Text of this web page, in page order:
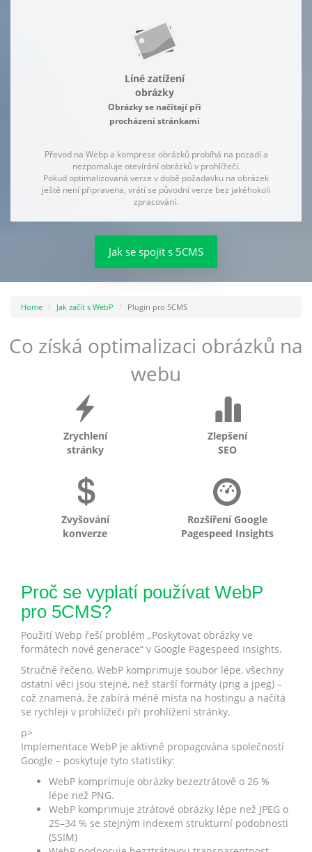
Líné zatížení
obrázky
Obrázky se načítají při
procházení stránkami
Převod na Webp a komprese obrázků probíhá na pozadí a
nezpomaluje otevírání obrázků v prohlížeči.
Pokud optimalizovaná verze v době požadavku na obrázek
ještě není připravena, vrátí se původní verze bez jakéhokoli
zpracování.
Jak se spojit s 5CMS
Home Jak začít s WebP Plugin pro 5CMS
Co získá optimalizaci obrázků na
webu
Zrychlení
stránky
Zlepšení
SEO
Zvyšování
konverze
Rozšíření Google
Pagespeed Insights
Proč se vyplatí používat WebP
pro 5CMS?
Použití Webp řeší problém „Poskytovat obrázky ve
formátech nové generace“ v Google Pagespeed Insights.
Stručně řečeno, WebP komprimuje soubor lépe, všechny
ostatní věci jsou stejné, než starší formáty (png a jpeg) –
což znamená, že zabírá méně místa na hostingu a načítá
se rychleji v prohlížeči při prohlížení stránky.
p>
Implementace WebP je aktivně propagována společností
Google – poskytuje tyto statistiky:
WebP komprimuje obrázky bezeztrátově o 26 %
lépe než PNG.
WebP komprimuje ztrátové obrázky lépe než JPEG o
25–34 % se stejným indexem strukturní podobnosti
(SSIM)